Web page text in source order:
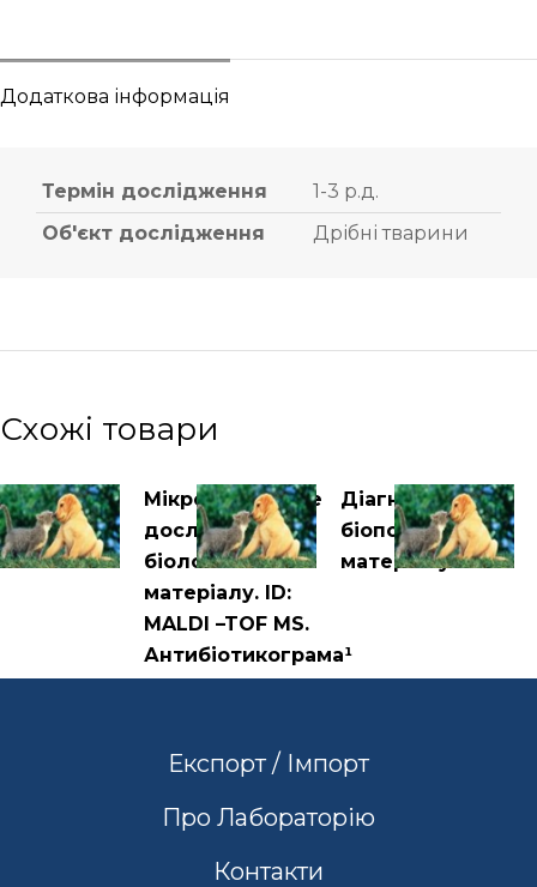
Додаткова інформація
Термін дослідження
1-3 р.д.
Об'єкт дослідження
Дрібні тварини
Схожі товари
Мікробіологічне
дослідження
біологічного
матеріалу. ID:
MALDI –TOF MS.
Антибіотикограма¹
Діагностика
біопсійного
матеріалу
Експорт / Імпорт
Про Лабораторію
Контакти